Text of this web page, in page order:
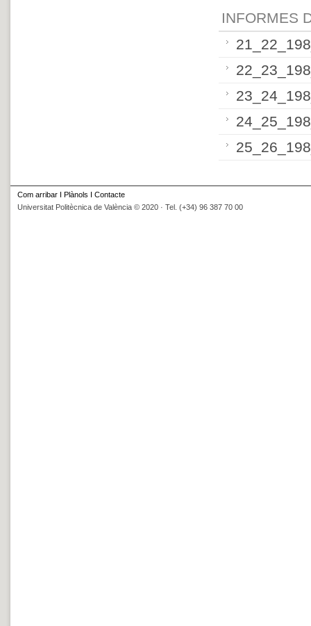
INFORMES
Com arribar I Plànols I Contacte
Universitat Politècnica de València © 2020 · Tel. (+34) 96 387 70 00